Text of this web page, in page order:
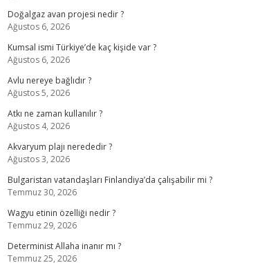
Doğalgaz avan projesi nedir ?
Ağustos 6, 2026
Kumsal ismi Türkiye’de kaç kişide var ?
Ağustos 6, 2026
Avlu nereye bağlıdır ?
Ağustos 5, 2026
Atkı ne zaman kullanılır ?
Ağustos 4, 2026
Akvaryum plajı nerededir ?
Ağustos 3, 2026
Bulgaristan vatandaşları Finlandiya’da çalışabilir mi ?
Temmuz 30, 2026
Wagyu etinin özelliği nedir ?
Temmuz 29, 2026
Determinist Allaha inanır mı ?
Temmuz 25, 2026